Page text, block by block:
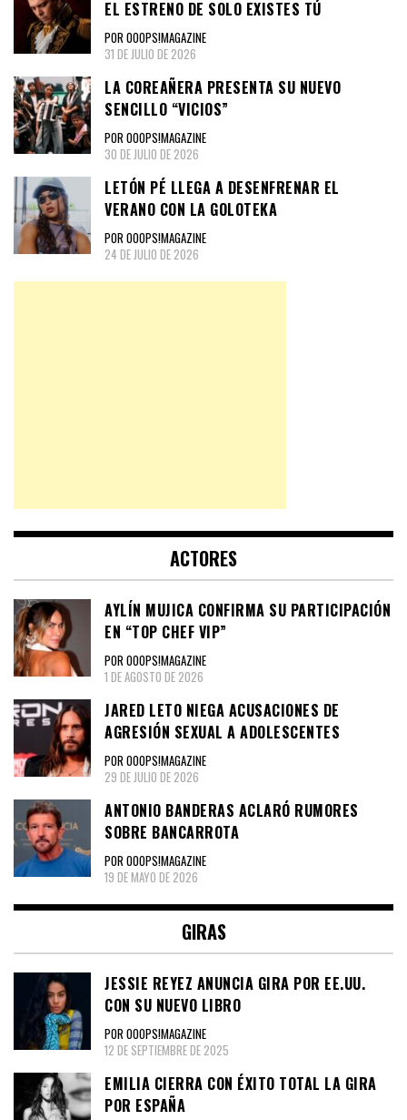
EL ESTRENO DE SOLO EXISTES TÚ
POR OOOPS!MAGAZINE
31 DE JULIO DE 2026
LA COREAÑERA PRESENTA SU NUEVO
SENCILLO “VICIOS”
POR OOOPS!MAGAZINE
30 DE JULIO DE 2026
LETÓN PÉ LLEGA A DESENFRENAR EL
VERANO CON LA GOLOTEKA
POR OOOPS!MAGAZINE
24 DE JULIO DE 2026
ACTORES
AYLÍN MUJICA CONFIRMA SU PARTICIPACIÓN
EN “TOP CHEF VIP”
POR OOOPS!MAGAZINE
1 DE AGOSTO DE 2026
JARED LETO NIEGA ACUSACIONES DE
AGRESIÓN SEXUAL A ADOLESCENTES
POR OOOPS!MAGAZINE
29 DE JULIO DE 2026
ANTONIO BANDERAS ACLARÓ RUMORES
SOBRE BANCARROTA
POR OOOPS!MAGAZINE
19 DE MAYO DE 2026
GIRAS
JESSIE REYEZ ANUNCIA GIRA POR EE.UU.
CON SU NUEVO LIBRO
POR OOOPS!MAGAZINE
12 DE SEPTIEMBRE DE 2025
EMILIA CIERRA CON ÉXITO TOTAL LA GIRA
POR ESPAÑA